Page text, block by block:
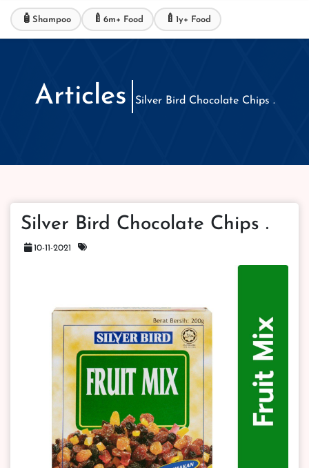
🧴 Shampoo 🍼 6m+ Food 🍼 1y+ Food
Articles Silver Bird Chocolate Chips .
Silver Bird Chocolate Chips .
10-11-2021